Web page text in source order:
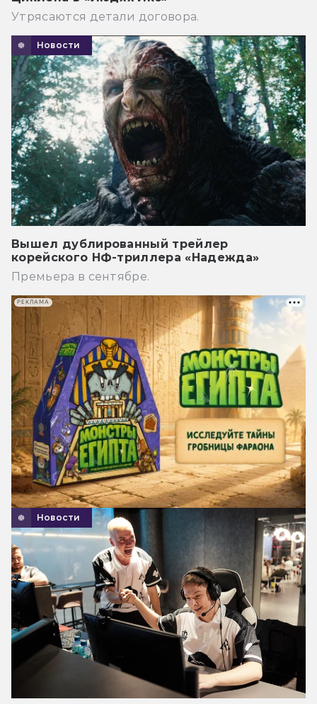
Утрясаются детали договора.
Новости
Вышел дублированный трейлер
корейского НФ-триллера «Надежда»
Премьера в сентябре.
Новости
РЕКЛАМА